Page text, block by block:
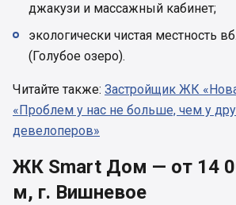
джакузи и массажный кабинет;
экологически чистая местность
(Голубое озеро).
Читайте также: Застройщик ЖК
«Проблем у нас не больше, чем у
девелоперов»
ЖК Smart Дом — от 14
м, г. Вишневое